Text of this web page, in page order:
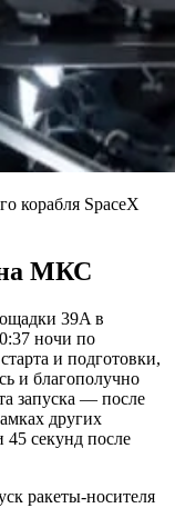
корабля SpaceX
на МКС
39A в
ночи по
и подготовки,
и благополучно
запуска — после
других
секунд после